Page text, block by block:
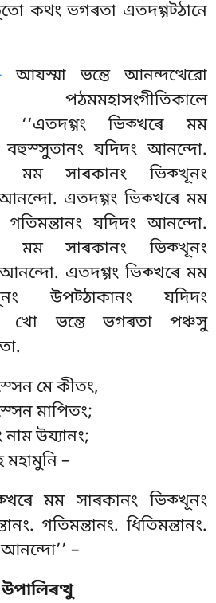
কথং ভগৰতা এতদগ্গট্ঠানে
আযস্মাভন্তে আনন্দত্থেরো
পঠমমহাসংগীতিকালে
‘‘এতদগ্গং ভিক্খৰে মম
বহুস্সুতানং যদিদং আনন্দো.
মম সাৰকানং ভিক্খূনং
আনন্দো. এতদগ্গং ভিক্খৰে মম
যদিদং আনন্দো.
মম সাৰকানং ভিক্খূনং
আনন্দো. এতদগ্গং ভিক্খৰে মম
উপট্ঠাকানং যদিদং
খো ভন্তে ভগৰতা পঞ্চসু
মে কীতং,
মাপিতং;
উয্যানং;
মহামুনি –
মম সাৰকানং ভিক্খূনং
গতিমন্তানং. ধিতিমন্তানং.
–
উপালিৰত্থু